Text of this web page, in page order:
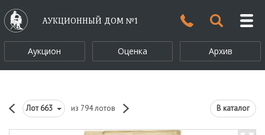
АУКЦИОННЫЙ ДОМ №1
Аукцион Оценка Архив
Лот663 из 794 лотов В каталог